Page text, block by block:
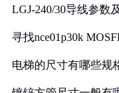
LGJ-240/30导线参数
寻找nce01p30k
电梯的尺寸有哪些规